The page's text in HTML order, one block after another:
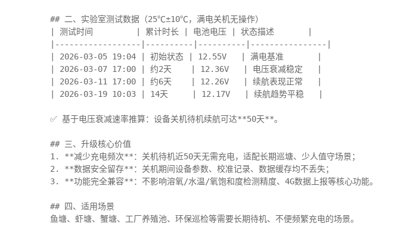
## 二、实验室测试数据（25℃±10℃，满电关机无操作）
| 测试时间         | 累计时长 | 电池电压 | 状态描述       |
|------------------|----------|----------|----------------|
| 2026-03-05 19:04 | 初始状态 | 12.55V   | 满电基准       |
| 2026-03-07 17:00 | 约2天    | 12.36V   | 电压衰减稳定   |
| 2026-03-11 17:00 | 约6天    | 12.26V   | 续航表现正常   |
| 2026-03-19 10:03 | 14天     | 12.17V   | 续航趋势平稳   |
✅ 基于电压衰减速率推算：设备关机待机续航可达**50天**。
## 三、升级核心价值
1. **减少充电频次**：关机待机近50天无需充电，适配长期巡塘、少人值守场景；
2. **数据安全留存**：关机期间设备参数、校准记录、数据缓存均不丢失；
3. **功能完全兼容**：不影响溶氧/水温/氧饱和度检测精度、4G数据上报等核心功能。
## 四、适用场景
鱼塘、虾塘、蟹塘、工厂养殖池、环保巡检等需要长期待机、不便频繁充电的场景。